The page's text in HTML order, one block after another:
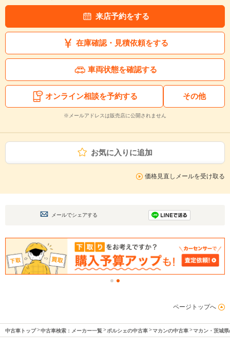
来店予約をする
在庫確認・見積依頼をする
車両状態を確認する
オンライン相談を予約する その他
※メールアドレスは販売店に公開されません
お気に入りに追加
価格見直しメールを受け取る
メールでシェアする
ページトップへ
中古車トップ 中古車検索：メーカー一覧 ポルシェの中古車 マカンの中古車 マカン・茨城